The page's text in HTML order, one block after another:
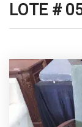
LOTE #